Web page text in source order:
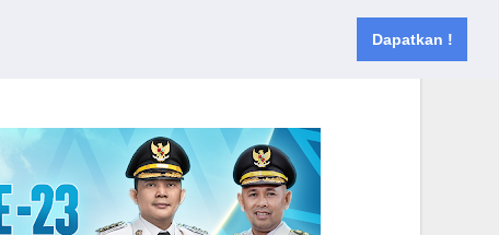
Dapatkan !
Kontak